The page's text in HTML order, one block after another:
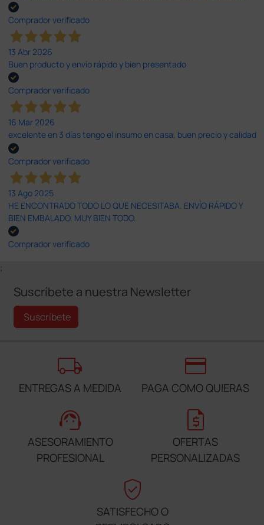
Comprador verificado
13 Abr 2026
Buen producto y envío rápido y bien presentado
Comprador verificado
16 Mar 2026
excelente en 3 días tengo el insumo en casa, buen precio y calidad
Comprador verificado
13 Ago 2025
HE ENCONTRADO TODO LO QUE NECESITABA. ENVÍO RÁPIDO Y
BIEN EMBALADO. MUY BIEN TODO.
Comprador verificado
;
Suscríbete a nuestra Newsletter
Suscríbete
local_shipping
ENTREGAS A MEDIDA
credit_card
PAGA COMO QUIERAS
support_agent
ASESORAMIENTO
PROFESIONAL
request_quote
OFERTAS
PERSONALIZADAS
verified_user
SATISFECHO O